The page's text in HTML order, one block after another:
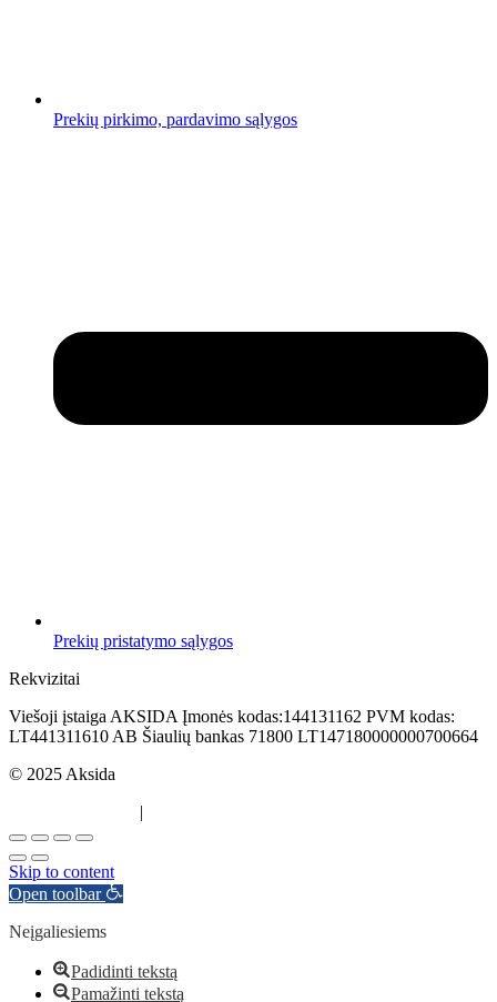
Prekių pirkimo, pardavimo sąlygos
Prekių pristatymo sąlygos
Rekvizitai
Viešoji įstaiga AKSIDA Įmonės kodas:144131162 PVM kodas:
LT441311610 AB Šiaulių bankas 71800 LT147180000000700664
© 2025 Aksida
|
Skip to content
Open toolbar
Neįgaliesiems
Padidinti tekstą
Pamažinti tekstą